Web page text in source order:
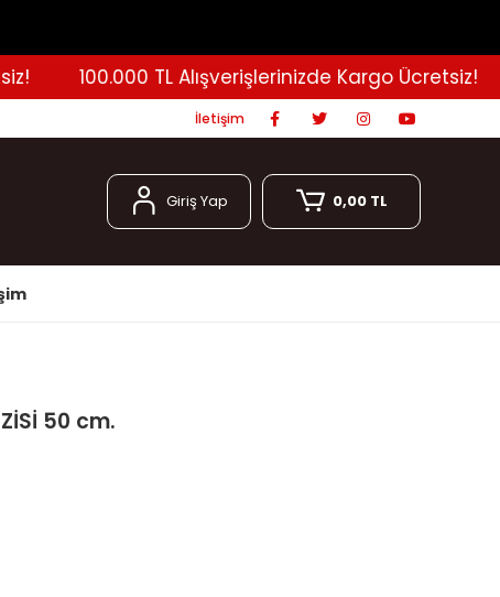
100.000 TL Alışverişlerinizde Kargo Ücretsiz!
İletişim
Giriş Yap 0,00 TL
50 cm.